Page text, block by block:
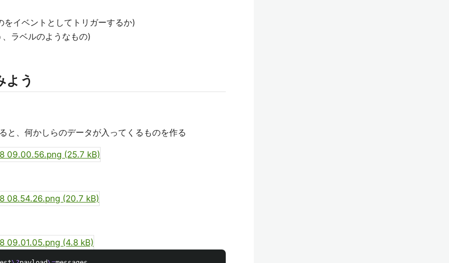
をイベントとしてトリガーするか)
ラベルのようなもの)
よう
と、何かしらのデータが入ってくるものを作る